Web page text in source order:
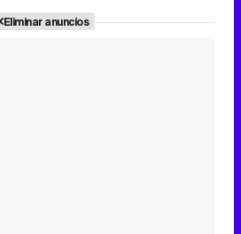
Eliminar anuncios